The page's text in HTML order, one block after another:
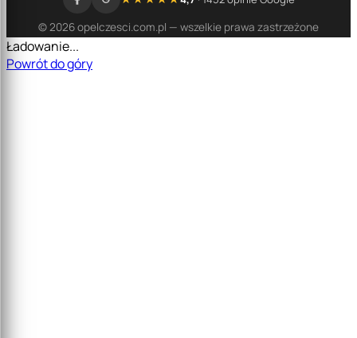
© 2026 opelczesci.com.pl — wszelkie prawa zastrzeżone
Ładowanie...
Powrót do góry